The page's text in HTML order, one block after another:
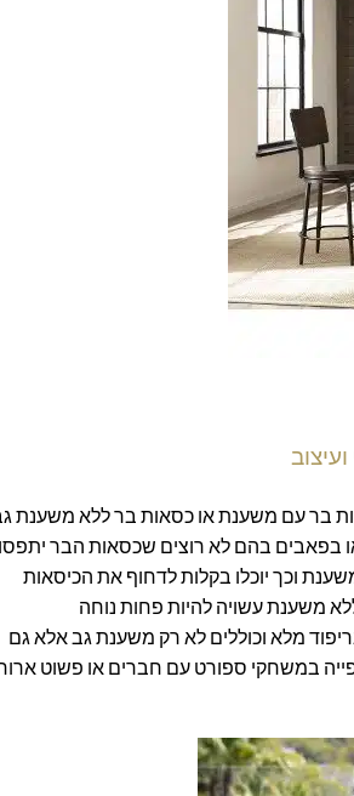
בר עם משענת או כסאות בר ללא משענת
בפאבים בהם לא רוצים שכסאות הבר
וכך יוכלו בקלות לדחוף את הכיסאות
משענת עשויה להיות פחות נוחה
מלא וכוללים לא רק משענת גב אלא גם
במשחקי ספורט עם חברים או פשוט